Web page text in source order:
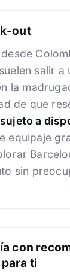
out
salir a
la
de que
a
equipaje
sin
con
ti